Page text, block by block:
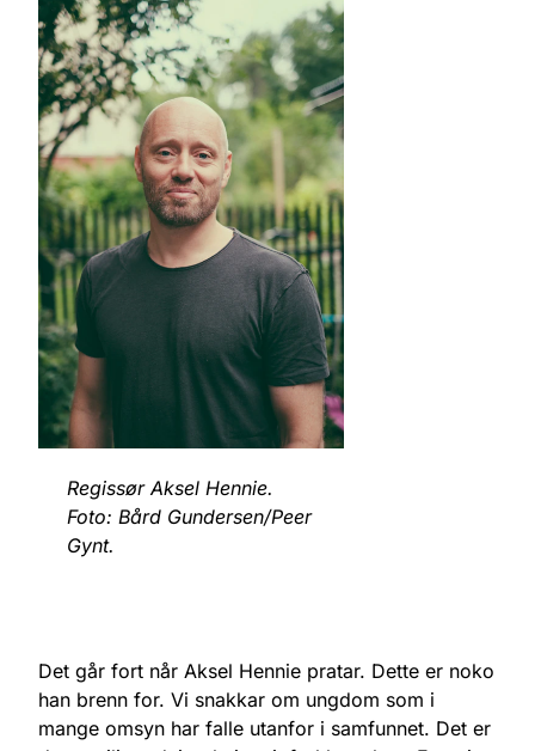
Regissør Aksel Hennie.
Foto: Bård Gundersen/Peer
Gynt.
Det går fort når Aksel Hennie pratar. Dette er noko
han brenn for. Vi snakkar om ungdom som i
mange omsyn har falle utanfor i samfunnet. Det er